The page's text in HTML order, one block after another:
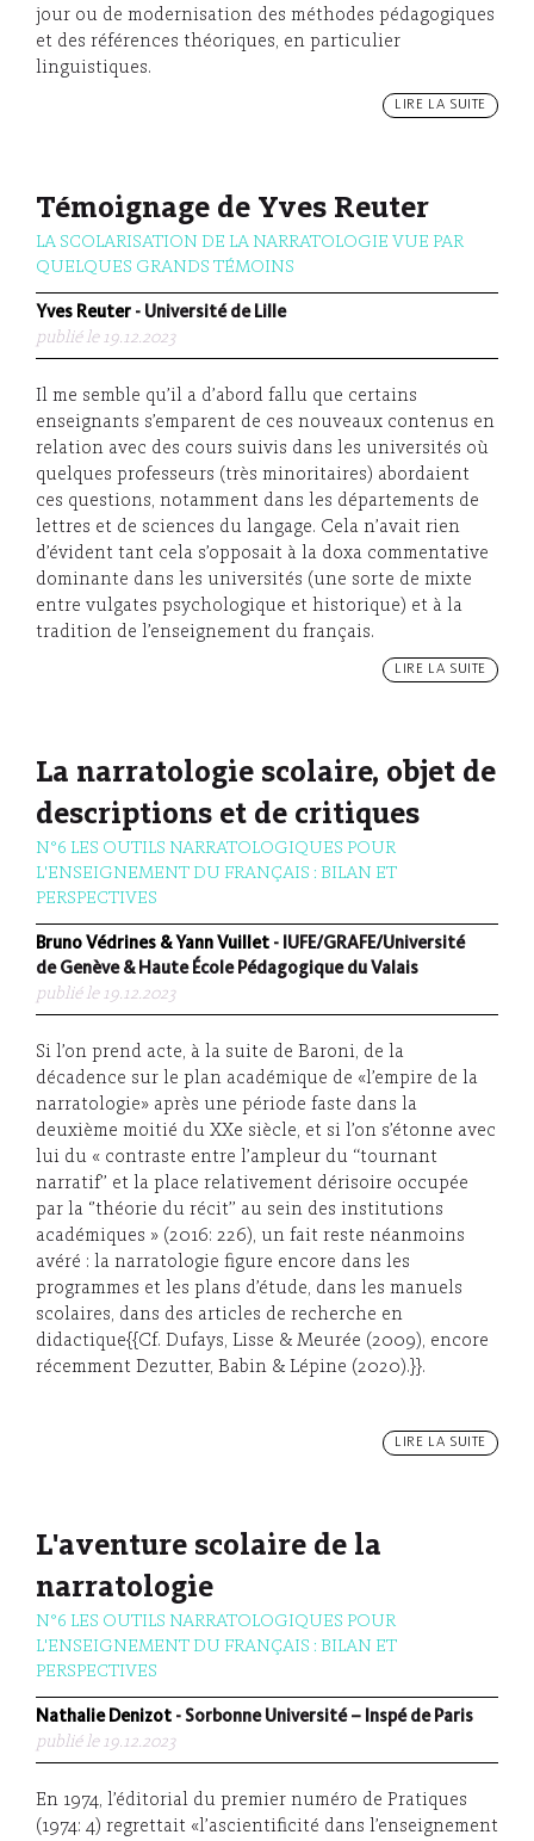
jour ou de modernisation des méthodes pédagogiques
et des références théoriques, en particulier
linguistiques.
LIRE LA SUITE
Témoignage de Yves Reuter
LA SCOLARISATION DE LA NARRATOLOGIE VUE PAR
QUELQUES GRANDS TÉMOINS
Yves Reuter - Université de Lille
publié le 19.12.2023
Il me semble qu’il a d’abord fallu que certains
enseignants s’emparent de ces nouveaux contenus en
relation avec des cours suivis dans les universités où
quelques professeurs (très minoritaires) abordaient
ces questions, notamment dans les départements de
lettres et de sciences du langage. Cela n’avait rien
d’évident tant cela s’opposait à la doxa commentative
dominante dans les universités (une sorte de mixte
entre vulgates psychologique et historique) et à la
tradition de l’enseignement du français.
LIRE LA SUITE
La narratologie scolaire, objet de
descriptions et de critiques
N°6 LES OUTILS NARRATOLOGIQUES POUR
L'ENSEIGNEMENT DU FRANÇAIS : BILAN ET
PERSPECTIVES
Bruno Védrines & Yann Vuillet - IUFE/GRAFE/Université
de Genève & Haute École Pédagogique du Valais
publié le 19.12.2023
Si l’on prend acte, à la suite de Baroni, de la
décadence sur le plan académique de «l’empire de la
narratologie» après une période faste dans la
deuxième moitié du XXe siècle, et si l’on s’étonne avec
lui du « contraste entre l’ampleur du ‘‘tournant
narratif’’ et la place relativement dérisoire occupée
par la ‘’théorie du récit’’ au sein des institutions
académiques » (2016: 226), un fait reste néanmoins
avéré : la narratologie figure encore dans les
programmes et les plans d’étude, dans les manuels
scolaires, dans des articles de recherche en
didactique{{Cf. Dufays, Lisse & Meurée (2009), encore
récemment Dezutter, Babin & Lépine (2020).}}.
LIRE LA SUITE
L'aventure scolaire de la
narratologie
N°6 LES OUTILS NARRATOLOGIQUES POUR
L'ENSEIGNEMENT DU FRANÇAIS : BILAN ET
PERSPECTIVES
Nathalie Denizot - Sorbonne Université – Inspé de Paris
publié le 19.12.2023
En 1974, l’éditorial du premier numéro de Pratiques
(1974: 4) regrettait «l’ascientificité dans l’enseignement